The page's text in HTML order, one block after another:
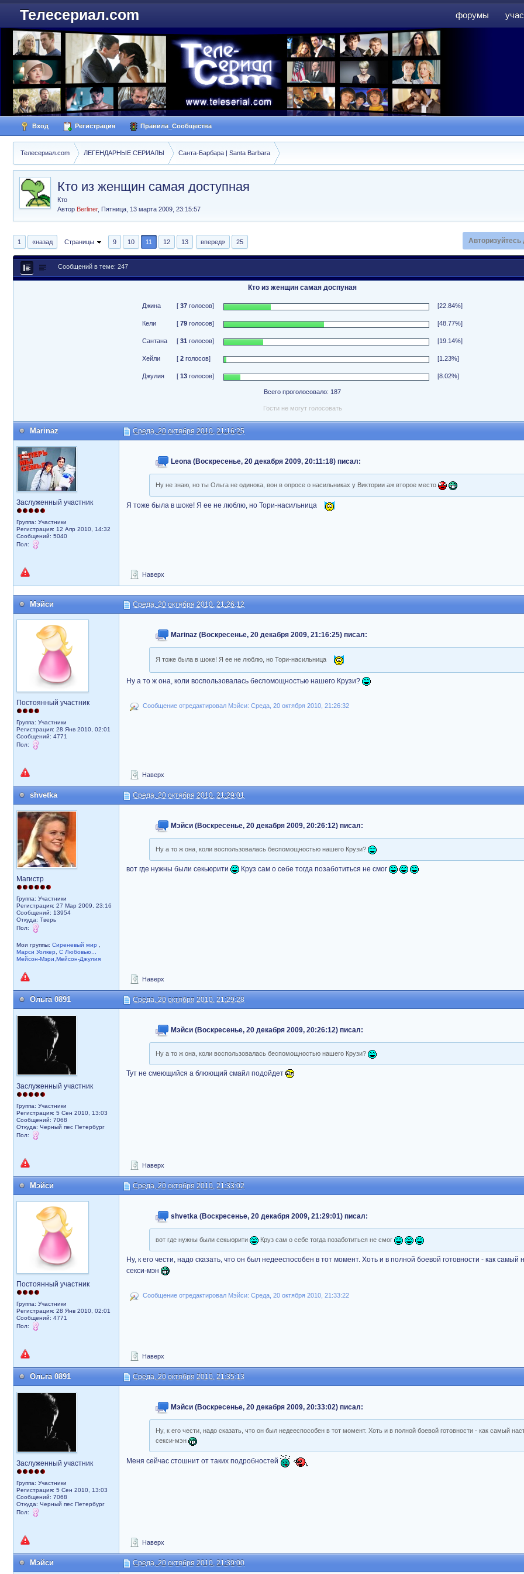
форумы
Телесериал.com
Вход Регистрация Правила_Сообщества
Телесериал.com ЛЕГЕНДАРНЫЕ СЕРИАЛЫ Санта-Барбара | Santa Barbara
Кто из женщин самая доступная
Кто
Автор Berliner, Пятница, 13 марта 2009, 23:15:57
1 «назад Страницы 9 10 11 12 13 вперед» 25 Авторизуйтесь
Сообщений в теме: 247
Кто из женщин самая доспуная
Джина [ 37 голосов] [22.84%]
Кели [ 79 голосов] [48.77%]
Сантана [ 31 голосов] [19.14%]
Хейли [ 2 голосов] [1.23%]
Джулия [ 13 голосов] [8.02%]
Всего проголосовало: 187
Гости не могут голосовать
Marinaz Среда, 20 октября 2010, 21:16:25
Заслуженный участник
Группа: Участники
Регистрация: 12 Апр 2010, 14:32
Сообщений: 5040
Пол:
Leona (Воскресенье, 20 декабря 2009, 20:11:18) писал:
Ну не знаю, но ты Ольга не одинока, вон в опросе о насильниках у Виктории аж второе место
Я тоже была в шоке! Я ее не люблю, но Тори-насильница
Наверх
Мэйси Среда, 20 октября 2010, 21:26:12
Постоянный участник
Группа: Участники
Регистрация: 28 Янв 2010, 02:01
Сообщений: 4771
Пол:
Marinaz (Воскресенье, 20 декабря 2009, 21:16:25) писал:
Я тоже была в шоке! Я ее не люблю, но Тори-насильница
Ну а то ж она, коли воспользовалась беспомощностью нашего Крузи?
Сообщение отредактировал Мэйси: Среда, 20 октября 2010, 21:26:32
Наверх
shvetka Среда, 20 октября 2010, 21:29:01
Магистр
Группа: Участники
Регистрация: 27 Мар 2009, 23:16
Сообщений: 13954
Откуда: Тверь
Пол:
Мои группы: Сиреневый мир
Марси Уолкер
С Любовью...
Мейсон-Мэри,Мейсон-Джулия
Мэйси (Воскресенье, 20 декабря 2009, 20:26:12) писал:
Ну а то ж она, коли воспользовалась беспомощностью нашего Крузи?
вот где нужны были секьюрити Круз сам о себе тогда позаботиться не смог
Наверх
Ольга 0891 Среда, 20 октября 2010, 21:29:28
Заслуженный участник
Группа: Участники
Регистрация: 5 Сен 2010, 13:03
Сообщений: 7068
Откуда: Черный пес Петербург
Пол:
Мэйси (Воскресенье, 20 декабря 2009, 20:26:12) писал:
Ну а то ж она, коли воспользовалась беспомощностью нашего Крузи?
Тут не смеющийся а блюющий смайл подойдет
Наверх
Мэйси Среда, 20 октября 2010, 21:33:02
Постоянный участник
Группа: Участники
Регистрация: 28 Янв 2010, 02:01
Сообщений: 4771
Пол:
shvetka (Воскресенье, 20 декабря 2009, 21:29:01) писал:
вот где нужны были секьюрити Круз сам о себе тогда позаботиться не смог
Ну, к его чести, надо сказать, что он был недееспособен в тот момент. Хоть и в полной боевой готовности - как самый
секси-мэн
Сообщение отредактировал Мэйси: Среда, 20 октября 2010, 21:33:22
Наверх
Ольга 0891 Среда, 20 октября 2010, 21:35:13
Заслуженный участник
Группа: Участники
Регистрация: 5 Сен 2010, 13:03
Сообщений: 7068
Откуда: Черный пес Петербург
Пол:
Мэйси (Воскресенье, 20 декабря 2009, 20:33:02) писал:
Ну, к его чести, надо сказать, что он был недееспособен в тот момент. Хоть и в полной боевой готовности - как самый
секси-мэн
Меня сейчас стошнит от таких подробностей
Наверх
Мэйси Среда, 20 октября 2010, 21:39:00